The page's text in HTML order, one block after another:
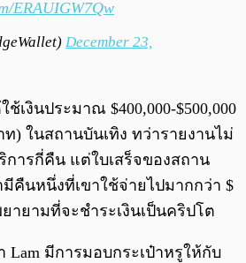
ERAUIGW7Qw
December 23,
ช้เงินประมาณ $400,000-$500,000
) ในสถานบันเทิง ทว่ารายงานไม่
การกี่คืน แต่ใบเสร็จของสถาน
คืนหนึ่งที่เขาใช้จ่ายไปมากกว่า $​​
ายามที่จะชำระเงินเป็นคริปโต
Lam มีการมอบกระเป๋าหรูให้กับ